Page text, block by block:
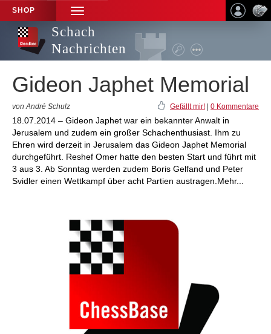
SHOP
TOGGLE
NAVIGATION
Schach
Nachrichten
Gideon Japhet Memorial
von André Schulz Gefällt mir! 0 Kommentare
18.07.2014 – Gideon Japhet war ein bekannter Anwalt in
Jerusalem und zudem ein großer Schachenthusiast. Ihm zu
Ehren wird derzeit in Jerusalem das Gideon Japhet Memorial
durchgeführt. Reshef Omer hatte den besten Start und führt mit
3 aus 3. Ab Sonntag werden zudem Boris Gelfand und Peter
Svidler einen Wettkampf über acht Partien austragen.Mehr...